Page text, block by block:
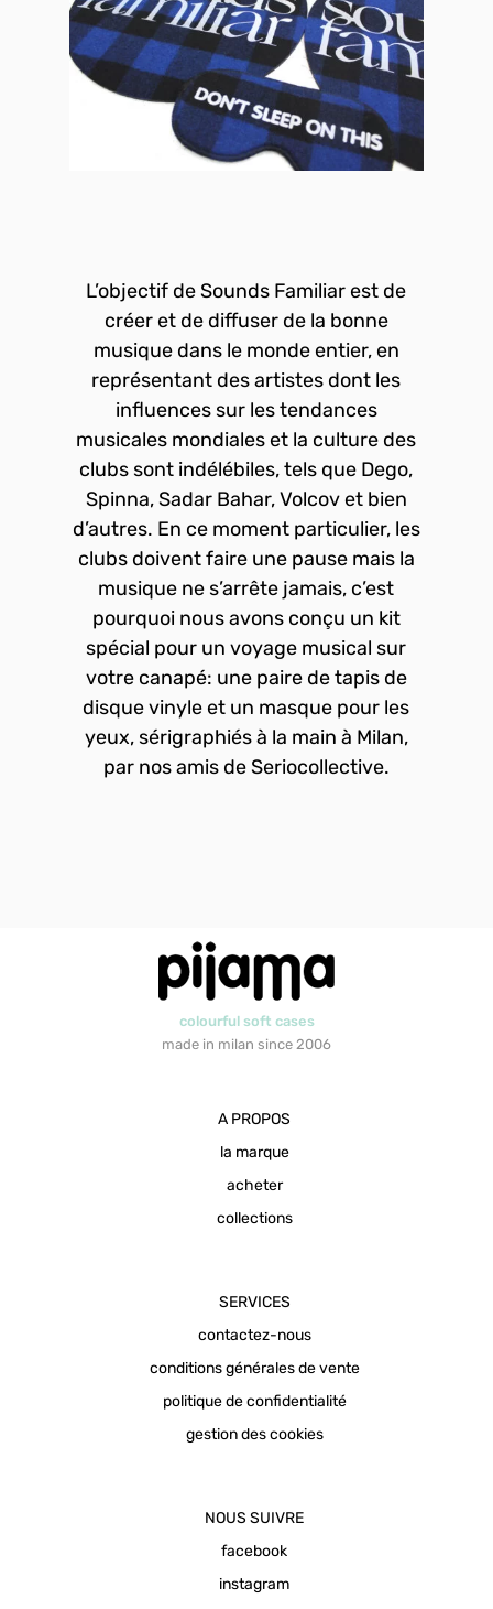
L’objectif de Sounds Familiar est de
créer et de diffuser de la bonne
musique dans le monde entier, en
représentant des artistes dont les
influences sur les tendances
musicales mondiales et la culture des
clubs sont indélébiles, tels que Dego,
Spinna, Sadar Bahar, Volcov et bien
d’autres. En ce moment particulier, les
clubs doivent faire une pause mais la
musique ne s’arrête jamais, c’est
pourquoi nous avons conçu un kit
spécial pour un voyage musical sur
votre canapé: une paire de tapis de
disque vinyle et un masque pour les
yeux, sérigraphiés à la main à Milan,
par nos amis de Seriocollective.
colourful soft cases
made in milan since 2006
A PROPOS
la marque
acheter
collections
SERVICES
contactez-nous
conditions générales de vente
politique de confidentialité
gestion des cookies
NOUS SUIVRE
facebook
instagram